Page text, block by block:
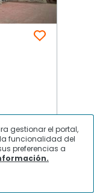
gestionar el portal,
funcionalidad del
preferencias a